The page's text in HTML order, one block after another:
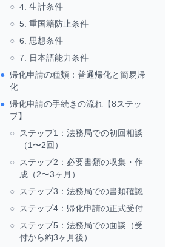
○ 4. 生計条件
○ 5. 重国籍防止条件
○ 6. 思想条件
○ 7. 日本語能力条件
● 帰化申請の種類：普通帰化と簡易帰
化
● 帰化申請の手続きの流れ【8ステッ
プ】
○
ステップ1：法務局での初回相談
（1〜2回）
○
ステップ2：必要書類の収集・作
成（2〜3ヶ月）
○
ステップ3：法務局での書類確認
○
ステップ4：帰化申請の正式受付
○
ステップ5：法務局での面談（受
付から約3ヶ月後）